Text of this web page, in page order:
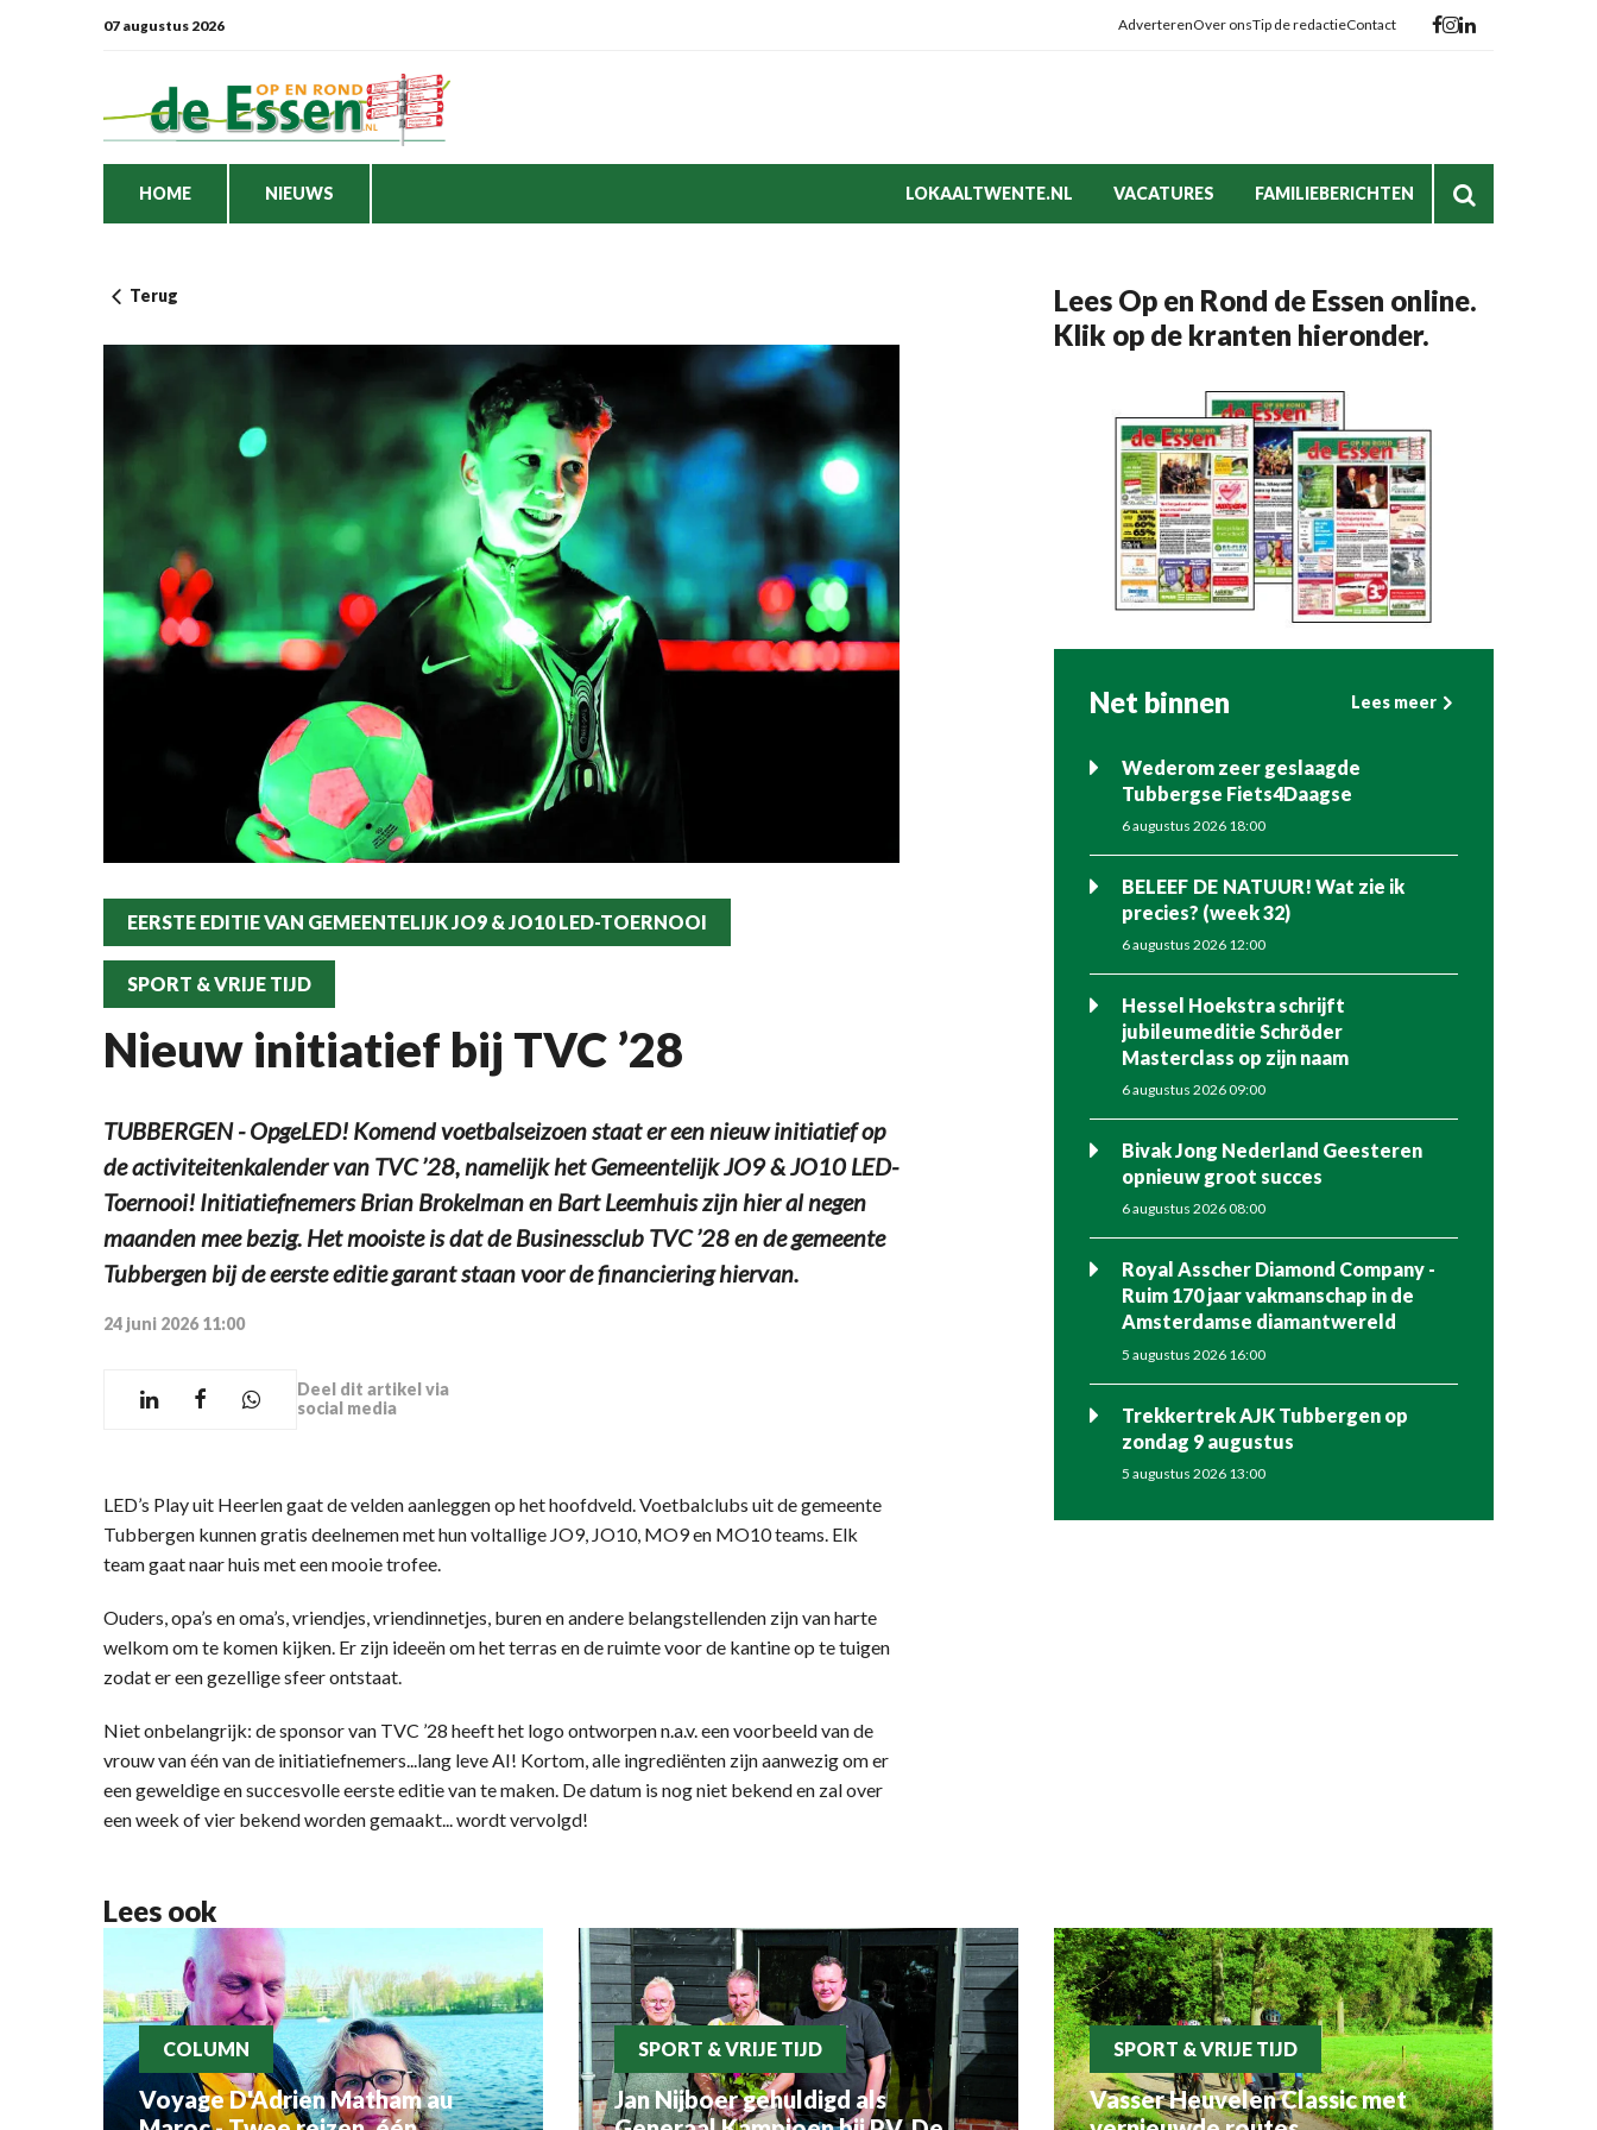
07 augustus 2026 AdverterenOver onsTip de redactieContact
HOME NIEUWS LOKAALTWENTE.NL VACATURES FAMILIEBERICHTEN
Terug
EERSTE EDITIE VAN GEMEENTELIJK JO9 & JO10 LED-TOERNOOI
SPORT & VRIJE TIJD
Nieuw initiatief bij TVC ’28
TUBBERGEN - OpgeLED! Komend voetbalseizoen staat er een nieuw initiatief op
de activiteitenkalender van TVC ’28, namelijk het Gemeentelijk JO9 & JO10 LED-
Toernooi! Initiatiefnemers Brian Brokelman en Bart Leemhuis zijn hier al negen
maanden mee bezig. Het mooiste is dat de Businessclub TVC ’28 en de gemeente
Tubbergen bij de eerste editie garant staan voor de financiering hiervan.
24 juni 2026 11:00
Deel dit artikel via
social media
LED’s Play uit Heerlen gaat de velden aanleggen op het hoofdveld. Voetbalclubs uit de gemeente
Tubbergen kunnen gratis deelnemen met hun voltallige JO9, JO10, MO9 en MO10 teams. Elk
team gaat naar huis met een mooie trofee.
Ouders, opa’s en oma’s, vriendjes, vriendinnetjes, buren en andere belangstellenden zijn van harte
welkom om te komen kijken. Er zijn ideeën om het terras en de ruimte voor de kantine op te tuigen
zodat er een gezellige sfeer ontstaat.
Niet onbelangrijk: de sponsor van TVC ’28 heeft het logo ontworpen n.a.v. een voorbeeld van de
vrouw van één van de initiatiefnemers...lang leve AI! Kortom, alle ingrediënten zijn aanwezig om er
een geweldige en succesvolle eerste editie van te maken. De datum is nog niet bekend en zal over
een week of vier bekend worden gemaakt... wordt vervolgd!
Lees Op en Rond de Essen online.
Klik op de kranten hieronder.
Net binnen Lees meer
Wederom zeer geslaagde
Tubbergse Fiets4Daagse
6 augustus 2026 18:00
BELEEF DE NATUUR! Wat zie ik
precies? (week 32)
6 augustus 2026 12:00
Hessel Hoekstra schrijft
jubileumeditie Schröder
Masterclass op zijn naam
6 augustus 2026 09:00
Bivak Jong Nederland Geesteren
opnieuw groot succes
6 augustus 2026 08:00
Royal Asscher Diamond Company -
Ruim 170 jaar vakmanschap in de
Amsterdamse diamantwereld
5 augustus 2026 16:00
Trekkertrek AJK Tubbergen op
zondag 9 augustus
5 augustus 2026 13:00
Lees ook
COLUMN
Voyage D'Adrien Matham au
SPORT & VRIJE TIJD
Jan Nijboer gehuldigd als
SPORT & VRIJE TIJD
Vasser Heuvelen Classic met